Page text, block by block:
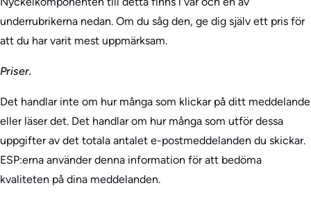
underrubrikerna nedan. Om du såg den, ge dig själv ett pris för
att du har varit mest uppmärksam.
Priser.
Det handlar inte om hur många som klickar på ditt meddelande
eller läser det. Det handlar om hur många som utför dessa
uppgifter av det totala antalet e-postmeddelanden du skickar.
ESP:erna använder denna information för att bedöma
kvaliteten på dina meddelanden.